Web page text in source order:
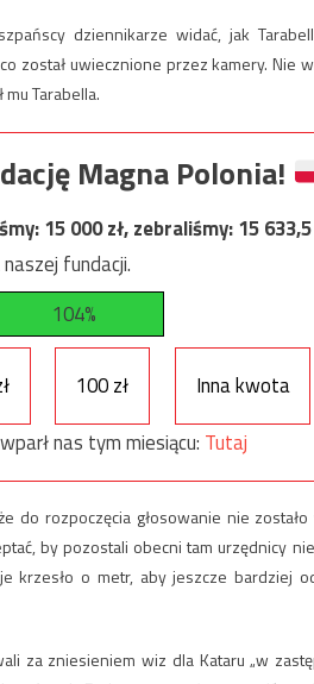
dziennikarze widać, jak
został uwiecznione przez kamery. Nie
Tarabella.
Magna Polonia!
15 000zł, zebraliśmy:15 633,5
fundacji.
104%
100 zł
Inna kwota
nas tym miesiącu: Tutaj
do rozpoczęcia głosowanie nie
by pozostali obecni tam urzędnicy
krzesło o metr, aby jeszcze bardziej
za zniesieniem wiz dla Kataru „w